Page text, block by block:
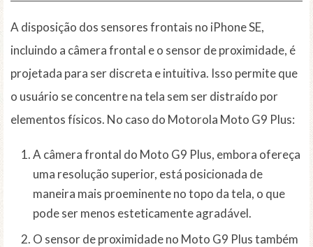
A disposição dos sensores frontais no iPhone SE,
incluindo a câmera frontal e o sensor de proximidade, é
projetada para ser discreta e intuitiva. Isso permite que
o usuário se concentre na tela sem ser distraído por
elementos físicos. No caso do Motorola Moto G9 Plus:
A câmera frontal do Moto G9 Plus, embora ofereça
uma resolução superior, está posicionada de
maneira mais proeminente no topo da tela, o que
pode ser menos esteticamente agradável.
O sensor de proximidade no Moto G9 Plus também